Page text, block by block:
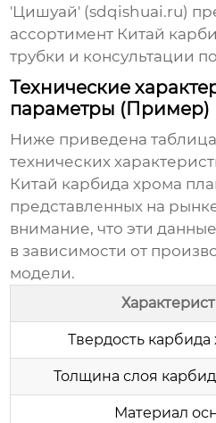
'Цишуай' (sdqishuai.ru)
ассортимент Китай
трубки и консультации
Технические
параметры (Пример)
Ниже приведена
технических
Китай карбида хрома
представленных на
внимание, что эти
в зависимости от
модели.
Твердость карбида
Толщина слоя
Материал